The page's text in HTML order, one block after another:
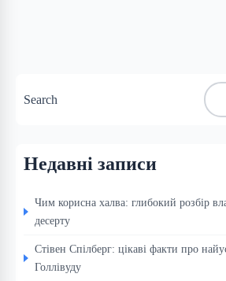
Search
Недавні записи
Чим корисна халва: глибокий розбір
десерту
Стівен Спілберг: цікаві факти про
Голлівуду